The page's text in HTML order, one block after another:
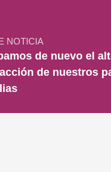
NOTICIA
de nuevo el
de nuestros